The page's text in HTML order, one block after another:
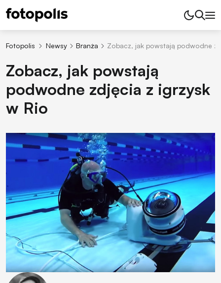
Fotopolis Newsy Branża Zobacz, jak powstają podwodne
Zobacz, jak powstają
podwodne zdjęcia z igrzysk
w Rio